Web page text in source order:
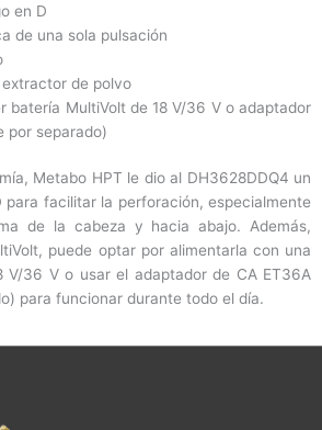
en D
de una sola pulsación
de polvo
batería MultiVolt de 18 V/36 V o adaptador
por separado)
Metabo HPT le dio al DH3628DDQ4 un
para facilitar la perforación, especialmente
de la cabeza y hacia abajo. Además,
puede optar por alimentarla con una
V/36 V o usar el adaptador de CA ET36A
para funcionar durante todo el día.